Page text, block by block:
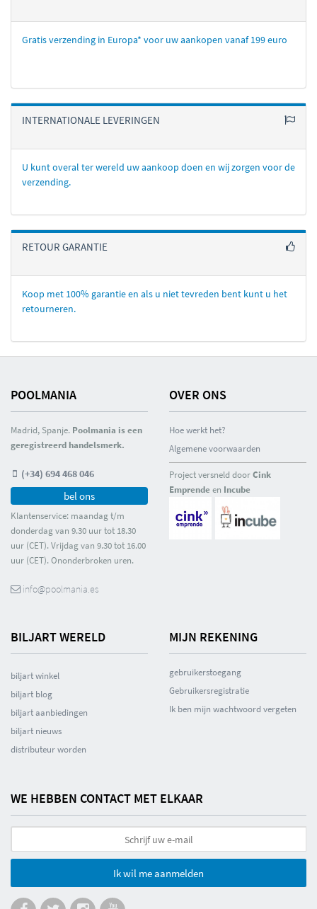
Gratis verzending in Europa* voor uw aankopen vanaf 199 euro
INTERNATIONALE LEVERINGEN
U kunt overal ter wereld uw aankoop doen en wij zorgen voor de
verzending.
RETOUR GARANTIE
Koop met 100% garantie en als u niet tevreden bent kunt u het
retourneren.
POOLMANIA
Madrid, Spanje. Poolmania is een
geregistreerd handelsmerk.
(+34) 694 468 046
bel ons
Klantenservice: maandag t/m
donderdag van 9.30 uur tot 18.30
uur (CET). Vrijdag van 9.30 tot 16.00
uur (CET). Ononderbroken uren.
info@poolmania.es
OVER ONS
Hoe werkt het?
Algemene voorwaarden
Project versneld doorCink
Emprendeen Incube
BILJART WERELD
biljart winkel
biljart blog
biljart aanbiedingen
biljart nieuws
distributeur worden
MIJN REKENING
gebruikerstoegang
Gebruikersregistratie
Ik ben mijn wachtwoord vergeten
WE HEBBEN CONTACT MET ELKAAR
Ik wil me aanmelden